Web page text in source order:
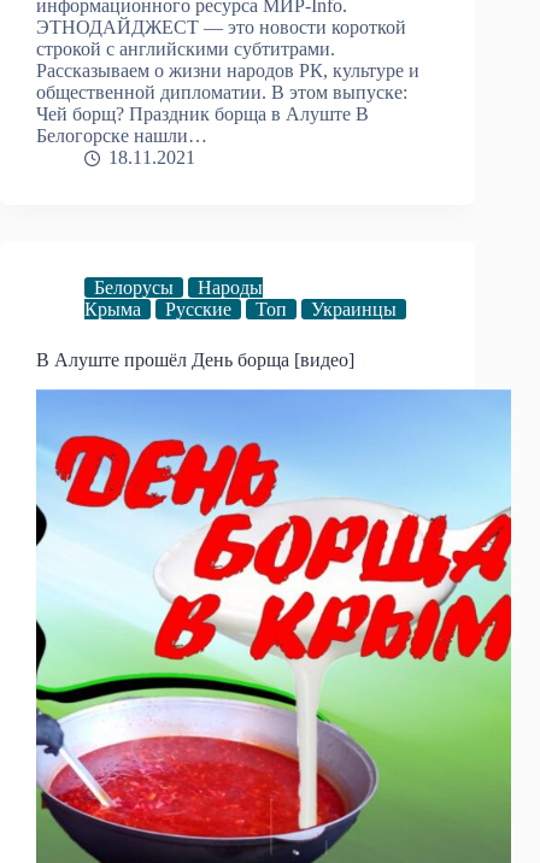
информационного ресурса МИР-Info.
ЭТНОДАЙДЖЕСТ — это новости короткой
строкой с английскими субтитрами.
Рассказываем о жизни народов РК, культуре и
общественной дипломатии. В этом выпуске:
Чей борщ? Праздник борща в Алуште В
Белогорске нашли…
18.11.2021
Белорусы
Народы
Крыма
Русские Топ Украинцы
В Алуште прошёл День борща [видео]